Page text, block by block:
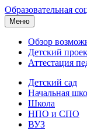
Образовательная
Меню
Обзор
Детский
Аттестация
Детский сад
Начальная
Школа
НПО и СПО
ВУЗ